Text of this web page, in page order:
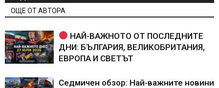
ОЩЕ ОТ АВТОРА
НАЙ-ВАЖНОТО ОТ ПОСЛЕДНИТЕ
ДНИ: БЪЛГАРИЯ, ВЕЛИКОБРИТАНИЯ,
ЕВРОПА И СВЕТЪТ
Седмичен обзор: Най-важните новини